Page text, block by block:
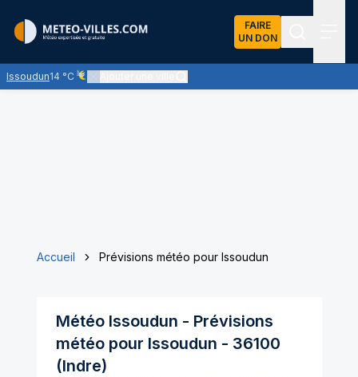
FAIRE
UN DON
Issoudun14 °C
Ciel voilé par des nuages d'altitude, ternissant plus ou
Accueil Prévisions météo pour Issoudun
Météo Issoudun - Prévisions
météo pour Issoudun - 36100
(Indre)